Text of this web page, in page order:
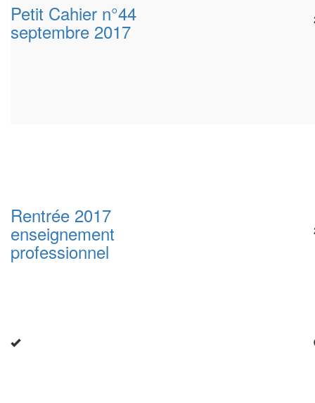
Petit Cahier n°44
septembre 2017
Rentrée 2017
enseignement
professionnel